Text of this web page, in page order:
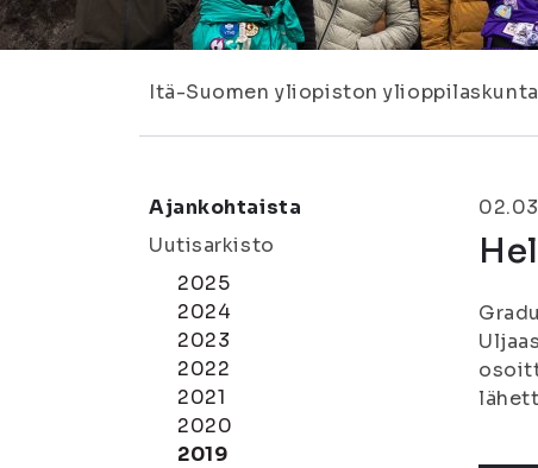
Itä-Suomen yliopiston ylioppilaskunta
Ajankohtaista
Uutisarkisto
2025
2024
2023
2022
2021
2020
2019